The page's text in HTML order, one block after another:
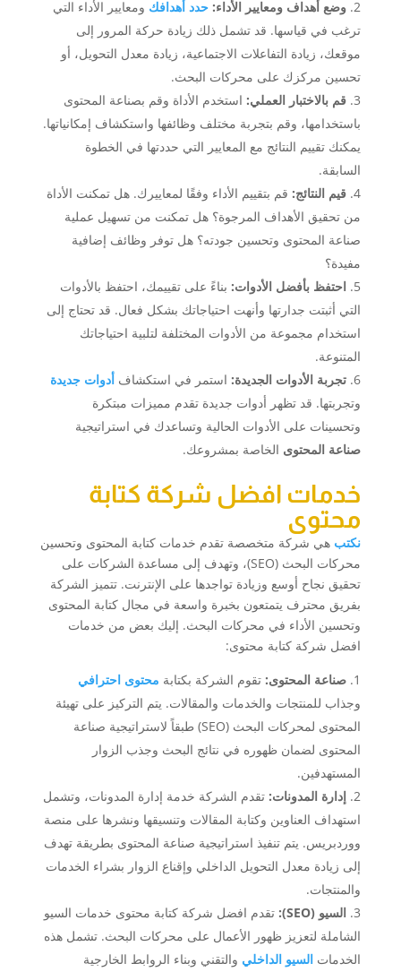
وضع أهداف ومعايير الأداء: حدد أهدافك ومعايير الأداء التي
ترغب في قياسها. قد تشمل ذلك زيادة حركة المرور إلى
موقعك، زيادة التفاعلات الاجتماعية، زيادة معدل التحويل، أو
تحسين مركزك على محركات البحث.
قم بالاختبار العملي: استخدم الأداة وقم بصناعة المحتوى
باستخدامها، وقم بتجربة مختلف وظائفها واستكشاف إمكانياتها.
يمكنك تقييم النتائج مع المعايير التي حددتها في الخطوة
السابقة.
قيم النتائج: قم بتقييم الأداء وفقًا لمعاييرك. هل تمكنت الأداة
من تحقيق الأهداف المرجوة؟ هل تمكنت من تسهيل عملية
صناعة المحتوى وتحسين جودته؟ هل توفر وظائف إضافية
مفيدة؟
احتفظ بأفضل الأدوات: بناءً على تقييمك، احتفظ بالأدوات
التي أثبتت جدارتها وأنهت احتياجاتك بشكل فعال. قد تحتاج إلى
استخدام مجموعة من الأدوات المختلفة لتلبية احتياجاتك
المتنوعة.
تجربة الأدوات الجديدة: استمر في استكشاف أدوات جديدة
وتجربتها. قد تظهر أدوات جديدة تقدم مميزات مبتكرة
وتحسينات على الأدوات الحالية وتساعدك في استراتيجية
صناعة المحتوى الخاصة بمشروعك.
خدمات افضل شركة كتابة
محتوى
نكتب هي شركة متخصصة تقدم خدمات كتابة المحتوى وتحسين
محركات البحث (SEO)، وتهدف إلى مساعدة الشركات على
تحقيق نجاح أوسع وزيادة تواجدها على الإنترنت. تتميز الشركة
بفريق محترف يتمتعون بخبرة واسعة في مجال كتابة المحتوى
وتحسين الأداء في محركات البحث. إليك بعض من خدمات
افضل شركة كتابة محتوى:
صناعة المحتوى: تقوم الشركة بكتابة محتوى احترافي
وجذاب للمنتجات والخدمات والمقالات. يتم التركيز على تهيئة
المحتوى لمحركات البحث (SEO) طبقاً لاستراتيجية صناعة
المحتوى لضمان ظهوره في نتائج البحث وجذب الزوار
المستهدفين.
إدارة المدونات: تقدم الشركة خدمة إدارة المدونات، وتشمل
استهداف العناوين وكتابة المقالات وتنسيقها ونشرها على منصة
ووردبريس. يتم تنفيذ استراتيجية صناعة المحتوى بطريقة تهدف
إلى زيادة معدل التحويل الداخلي وإقناع الزوار بشراء الخدمات
والمنتجات.
السيو (SEO):
تقدم افضل شركة كتابة محتوى خدمات السيو
الشاملة لتعزيز ظهور الأعمال على محركات البحث. تشمل هذه
الخدمات السيو الداخلي والتقني وبناء الروابط الخارجية